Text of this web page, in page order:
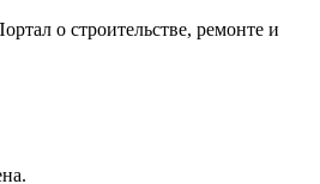
о строительстве, ремонте и